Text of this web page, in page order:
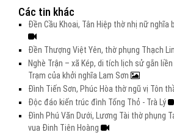
Các tin khác
Đền Cầu Khoai, Tân Hiệp thờ nhị nữ nghĩa
Đền Thượng Việt Yên, thờ phụng Thạch
Nghè Trận – xã Kép, di tích lịch sử gắn
Trạm của khởi nghĩa Lam Sơn
Đình Tiến Sơn, Phúc Hòa thờ ngũ vị Tôn
Độc đáo kiến trúc đình Tống Thỏ - Trà Lý
Đình Phú Văn Dưới, Lương Tài thờ phụng
vua Đinh Tiên Hoàng